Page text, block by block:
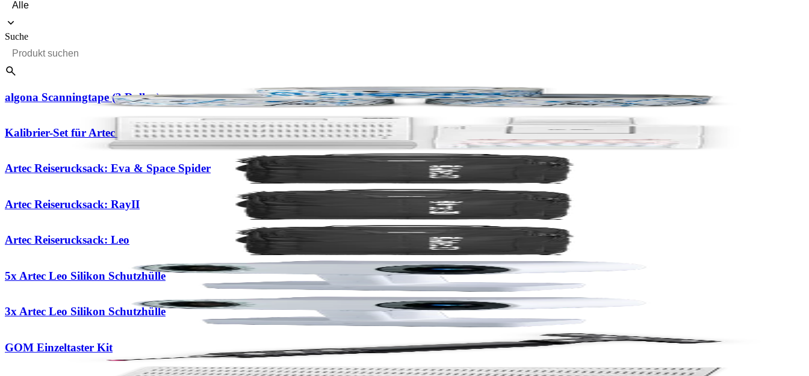
Suche
algona Scanningtape (3 Rollen)
Kalibrier-Set für Artec Spider
Artec Reiserucksack: Eva & Space Spider
Artec Reiserucksack: RayII
Artec Reiserucksack: Leo
5x Artec Leo Silikon Schutzhülle
3x Artec Leo Silikon Schutzhülle
GOM Einzeltaster Kit